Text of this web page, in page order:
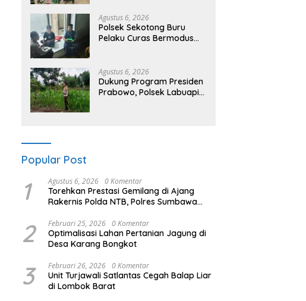
Agustus 6, 2026
Polsek Sekotong Buru
Pelaku Curas Bermodus
Dipastikan Hoaks
Agustus 6, 2026
Dukung Program Presiden
Prabowo, Polsek Labuapi
Popular Post
1 Agustus 6, 2026 0 Komentar
Torehkan Prestasi Gemilang di Ajang
Rakernis Polda NTB, Polres Sumbawa
Kapolri
2 Februari 25, 2026 0 Komentar
Optimalisasi Lahan Pertanian Jagung di
Desa Karang Bongkot
3 Februari 26, 2026 0 Komentar
Unit Turjawali Satlantas Cegah Balap Liar
di Lombok Barat